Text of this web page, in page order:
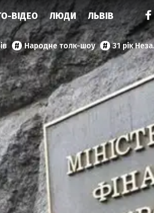
ВІДЕО ЛЮДИ ЛЬВІВ
Народне толк-шоу 31 рік